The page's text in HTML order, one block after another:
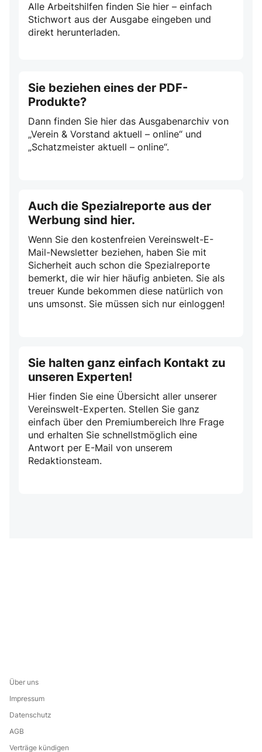
Alle Arbeitshilfen finden Sie hier – einfach
Stichwort aus der Ausgabe eingeben und
direkt herunterladen.
Sie beziehen eines der PDF-
Produkte?
Dann finden Sie hier das Ausgabenarchiv von
„Verein & Vorstand aktuell – online“ und
„Schatzmeister aktuell – online“.
Auch die Spezialreporte aus der
Werbung sind hier.
Wenn Sie den kostenfreien Vereinswelt-E-
Mail-Newsletter beziehen, haben Sie mit
Sicherheit auch schon die Spezialreporte
bemerkt, die wir hier häufig anbieten. Sie als
treuer Kunde bekommen diese natürlich von
uns umsonst. Sie müssen sich nur einloggen!
Sie halten ganz einfach Kontakt zu
unseren Experten!
Hier finden Sie eine Übersicht aller unserer
Vereinswelt-Experten. Stellen Sie ganz
einfach über den Premiumbereich Ihre Frage
und erhalten Sie schnellstmöglich eine
Antwort per E-Mail von unserem
Redaktionsteam.
Über uns
Impressum
Datenschutz
AGB
Verträge kündigen